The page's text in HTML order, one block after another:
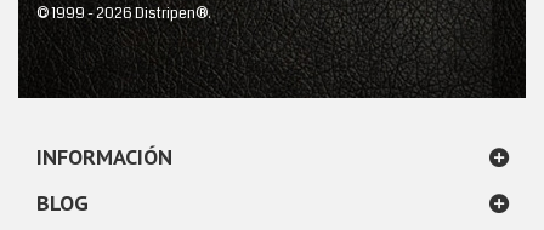
© 1999 - 2026 Distripen®.
INFORMACIÓN
BLOG